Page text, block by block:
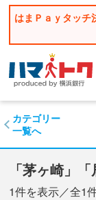
はまＰａｙタッチ
カテゴリー
一覧へ
「茅ヶ崎」
1件を表示／全1